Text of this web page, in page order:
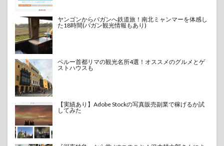
ヤンゴンからバガンへ鉄道旅！南北ミャンマーを体感し
た18時間(バガン観光情報もあり)
ペルー首都リマの観光名所4選！オススメのグルメとゲ
ストハウスも
【実績あり】Adobe Stockの写真販売副業で稼げるか試
してみた